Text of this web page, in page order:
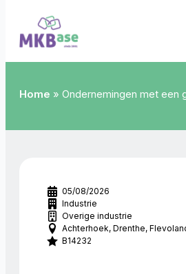
Home » Ondernemingen met een
05/08/2026
Industrie
Overige industrie
Achterhoek Drenthe
B14232